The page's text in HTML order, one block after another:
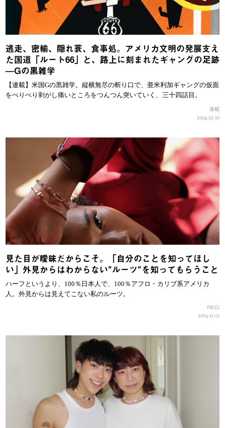
逃走、密輸、隠れ蓑、食事処。アメリカ文明の発展支え
た国道「ルート66」と、路上に刻まれたギャングの足跡
—Gの黒雑学
【連載】米国Gの黒雑学。縦横無尽の斬り口で、亜米利加ギャングの仮面
をぺりぺり剥がし痛いところをつんつん突いていく、三十四話目。
連載
2024.12.30
見た目が曖昧だからこそ。「自分のことを知ってほし
い」外見からはわからない”ルーツ”を知ってもらうこと
ハーフというより、100％日本人で、100％アフロ・カリブ系アメリカ
人。外見からは見えてこない私のルーツ。
PIECES
2024.11.12